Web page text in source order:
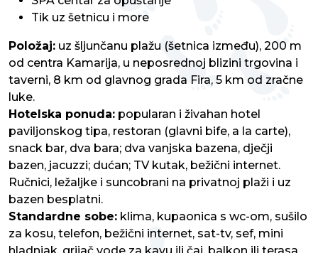
Tik uz šetnicu i more
Položaj: uz šljunčanu plažu (šetnica između), 200 m
od centra Kamarija, u neposrednoj blizini trgovina i
taverni, 8 km od glavnog grada Fira, 5 km od zračne
luke.
Hotelska ponuda: popularan i živahan hotel
paviljonskog tipa, restoran (glavni bife, a la carte),
snack bar, dva bara; dva vanjska bazena, dječji
bazen, jacuzzi; dućan; TV kutak, bežični internet.
Ručnici, ležaljke i suncobrani na privatnoj plaži i uz
bazen besplatni.
Standardne sobe: klima, kupaonica s wc-om, sušilo
za kosu, telefon, bežični internet, sat-tv, sef, mini